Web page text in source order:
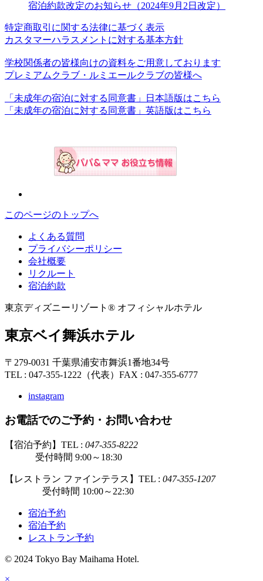
宿泊約款改定のお知らせ（2024年9月2日改定）
特定商取引に関する法律に基づく表示
カスタマーハラスメントに対する基本方針
学校関係者の皆様向けの資料をご用意しております
プレミアムクラブ・ルミエールクラブの皆様へ
「未成年の宿泊に対する同意書」日本語版はこちら
「未成年の宿泊に対する同意書」英語版はこちら
このページのトップへ
よくある質問
プライバシーポリシー
会社概要
リクルート
宿泊約款
東京ディズニーリゾート® オフィシャルホテル
東京ベイ舞浜ホテル
〒279-0031 千葉県浦安市舞浜1番地34号
TEL : 047-355-1222（代表） FAX : 047-355-6777
instagram
お電話でのご予約・お問い合わせ
【宿泊予約】TEL : 047-355-8222
受付時間 9:00～18:30
【レストラン ファインテラス】TEL : 047-355-1207
受付時間 10:00～22:30
宿泊予約
宿泊予約
レストラン予約
© 2024 Tokyo Bay Maihama Hotel.
×